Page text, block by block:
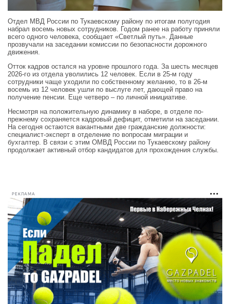
Отдел МВД России по Тукаевскому району по итогам полугодия
набрал восемь новых сотрудников. Годом ранее на работу приняли
всего одного человека, сообщает «Светлый путь». Данные
прозвучали на заседании комиссии по безопасности дорожного
движения.
Отток кадров остался на уровне прошлого года. За шесть месяцев
2026-го из отдела уволились 12 человек. Если в 25-м году
сотрудники чаще уходили по собственному желанию, то в 26-м
восемь из 12 человек ушли по выслуге лет, дающей право на
получение пенсии. Еще четверо – по личной инициативе.
Несмотря на положительную динамику в наборе, в отделе по-
прежнему сохраняется кадровый дефицит, отметили на заседании.
На сегодня остаются вакантными две гражданские должности:
специалист-эксперт в отделение по вопросам миграции и
бухгалтер. В связи с этим ОМВД России по Тукаевскому району
продолжает активный отбор кандидатов для прохождения службы.
РЕКЛАМА